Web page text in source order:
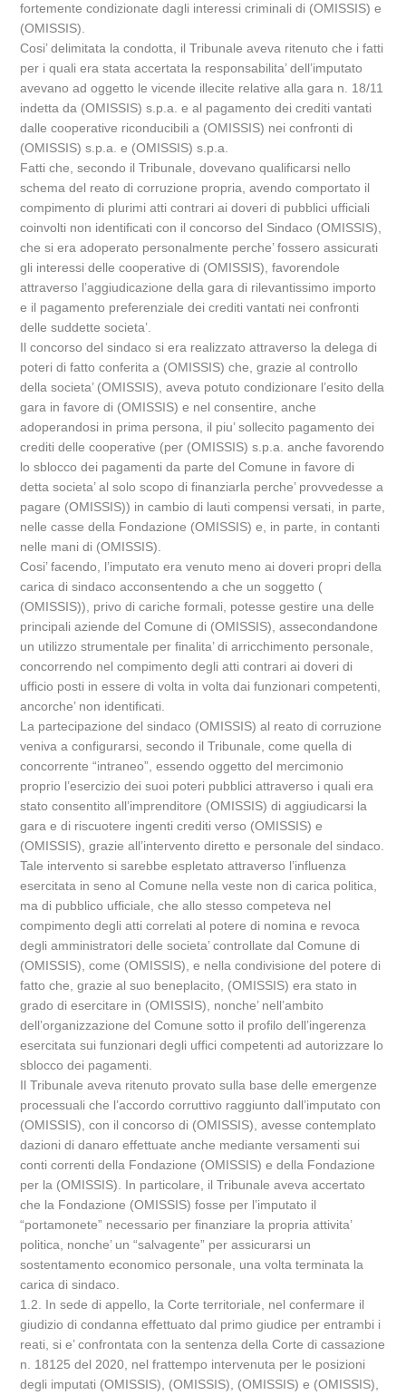
fortemente condizionate dagli interessi criminali di (OMISSIS) e
(OMISSIS).
Cosi’ delimitata la condotta, il Tribunale aveva ritenuto che i fatti
per i quali era stata accertata la responsabilita’ dell’imputato
avevano ad oggetto le vicende illecite relative alla gara n. 18/11
indetta da (OMISSIS) s.p.a. e al pagamento dei crediti vantati
dalle cooperative riconducibili a (OMISSIS) nei confronti di
(OMISSIS) s.p.a. e (OMISSIS) s.p.a.
Fatti che, secondo il Tribunale, dovevano qualificarsi nello
schema del reato di corruzione propria, avendo comportato il
compimento di plurimi atti contrari ai doveri di pubblici ufficiali
coinvolti non identificati con il concorso del Sindaco (OMISSIS),
che si era adoperato personalmente perche’ fossero assicurati
gli interessi delle cooperative di (OMISSIS), favorendole
attraverso l’aggiudicazione della gara di rilevantissimo importo
e il pagamento preferenziale dei crediti vantati nei confronti
delle suddette societa’.
Il concorso del sindaco si era realizzato attraverso la delega di
poteri di fatto conferita a (OMISSIS) che, grazie al controllo
della societa’ (OMISSIS), aveva potuto condizionare l’esito della
gara in favore di (OMISSIS) e nel consentire, anche
adoperandosi in prima persona, il piu’ sollecito pagamento dei
crediti delle cooperative (per (OMISSIS) s.p.a. anche favorendo
lo sblocco dei pagamenti da parte del Comune in favore di
detta societa’ al solo scopo di finanziarla perche’ provvedesse a
pagare (OMISSIS)) in cambio di lauti compensi versati, in parte,
nelle casse della Fondazione (OMISSIS) e, in parte, in contanti
nelle mani di (OMISSIS).
Cosi’ facendo, l’imputato era venuto meno ai doveri propri della
carica di sindaco acconsentendo a che un soggetto (
(OMISSIS)), privo di cariche formali, potesse gestire una delle
principali aziende del Comune di (OMISSIS), assecondandone
un utilizzo strumentale per finalita’ di arricchimento personale,
concorrendo nel compimento degli atti contrari ai doveri di
ufficio posti in essere di volta in volta dai funzionari competenti,
ancorche’ non identificati.
La partecipazione del sindaco (OMISSIS) al reato di corruzione
veniva a configurarsi, secondo il Tribunale, come quella di
concorrente “intraneo”, essendo oggetto del mercimonio
proprio l’esercizio dei suoi poteri pubblici attraverso i quali era
stato consentito all’imprenditore (OMISSIS) di aggiudicarsi la
gara e di riscuotere ingenti crediti verso (OMISSIS) e
(OMISSIS), grazie all’intervento diretto e personale del sindaco.
Tale intervento si sarebbe espletato attraverso l’influenza
esercitata in seno al Comune nella veste non di carica politica,
ma di pubblico ufficiale, che allo stesso competeva nel
compimento degli atti correlati al potere di nomina e revoca
degli amministratori delle societa’ controllate dal Comune di
(OMISSIS), come (OMISSIS), e nella condivisione del potere di
fatto che, grazie al suo beneplacito, (OMISSIS) era stato in
grado di esercitare in (OMISSIS), nonche’ nell’ambito
dell’organizzazione del Comune sotto il profilo dell’ingerenza
esercitata sui funzionari degli uffici competenti ad autorizzare lo
sblocco dei pagamenti.
Il Tribunale aveva ritenuto provato sulla base delle emergenze
processuali che l’accordo corruttivo raggiunto dall’imputato con
(OMISSIS), con il concorso di (OMISSIS), avesse contemplato
dazioni di danaro effettuate anche mediante versamenti sui
conti correnti della Fondazione (OMISSIS) e della Fondazione
per la (OMISSIS). In particolare, il Tribunale aveva accertato
che la Fondazione (OMISSIS) fosse per l’imputato il
“portamonete” necessario per finanziare la propria attivita’
politica, nonche’ un “salvagente” per assicurarsi un
sostentamento economico personale, una volta terminata la
carica di sindaco.
1.2. In sede di appello, la Corte territoriale, nel confermare il
giudizio di condanna effettuato dal primo giudice per entrambi i
reati, si e’ confrontata con la sentenza della Corte di cassazione
n. 18125 del 2020, nel frattempo intervenuta per le posizioni
degli imputati (OMISSIS), (OMISSIS), (OMISSIS) e (OMISSIS),